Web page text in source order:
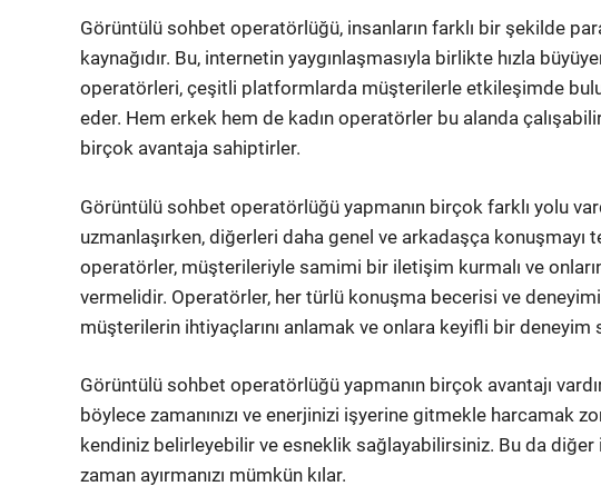
Görüntülü sohbet operatörlüğü, insanların farklı bir şekilde
kaynağıdır. Bu, internetin yaygınlaşmasıyla birlikte hızla
operatörleri, çeşitli platformlarda müşterilerle etkileşimde
eder. Hem erkek hem de kadın operatörler bu alanda
birçok avantaja sahiptirler.
Görüntülü sohbet operatörlüğü yapmanın birçok farklı yolu
uzmanlaşırken, diğerleri daha genel ve arkadaşça konuşmayı
operatörler, müşterileriyle samimi bir iletişim kurmalı ve
vermelidir. Operatörler, her türlü konuşma becerisi ve
müşterilerin ihtiyaçlarını anlamak ve onlara keyifli bir deneyim
Görüntülü sohbet operatörlüğü yapmanın birçok avantajı
böylece zamanınızı ve enerjinizi işyerine gitmekle harcamak
kendiniz belirleyebilir ve esneklik sağlayabilirsiniz. Bu da diğer
zaman ayırmanızı mümkün kılar.